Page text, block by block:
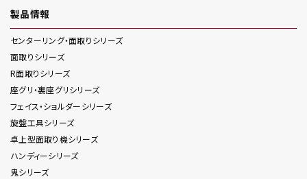
製品情報
センターリング・面取りシリーズ
面取りシリーズ
R面取りシリーズ
座グリ・裏座グリシリーズ
フェイス・ショルダーシリーズ
旋盤工具シリーズ
卓上型面取り機シリーズ
ハンディーシリーズ
鬼シリーズ